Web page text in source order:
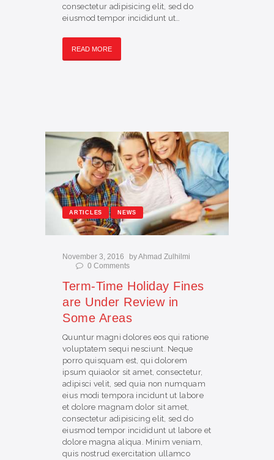
consectetur adipisicing elit, sed do
eiusmod tempor incididunt ut…
READ MORE
ARTICLES NEWS
November 3, 2016 byAhmad Zulhilmi
0 Comments
Term-Time Holiday Fines
are Under Review in
Some Areas
Quuntur magni dolores eos qui ratione
voluptatem sequi nesciunt. Neque
porro quisquam est, qui dolorem
ipsum quiaolor sit amet, consectetur,
adipisci velit, sed quia non numquam
eius modi tempora incidunt ut labore
et dolore magnam dolor sit amet,
consectetur adipisicing elit, sed do
eiusmod tempor incididunt ut labore et
dolore magna aliqua. Minim veniam,
quis nostrud exercitation ullamco